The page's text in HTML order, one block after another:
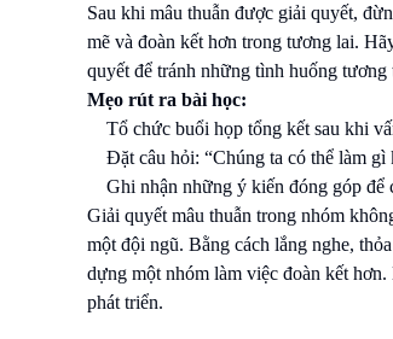
Sau khi mâu thuẫn được giải quyết,
mẽ và đoàn kết hơn trong tương lai.
quyết để tránh những tình huống
Mẹo rút ra bài học:
Tổ chức buổi họp tổng kết sau khi
Đặt câu hỏi: “Chúng ta có thể làm gì
Ghi nhận những ý kiến đóng góp để
Giải quyết mâu thuẫn trong nhóm
một đội ngũ. Bằng cách lắng nghe,
dựng một nhóm làm việc đoàn kết
phát triển.